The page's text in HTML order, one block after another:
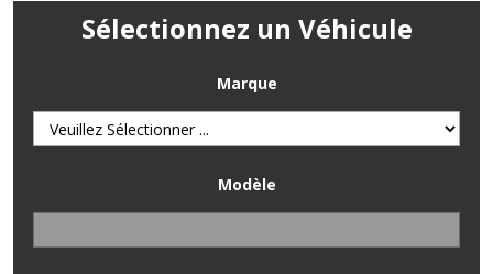
Sélectionnez un Véhicule
Marque
Modèle